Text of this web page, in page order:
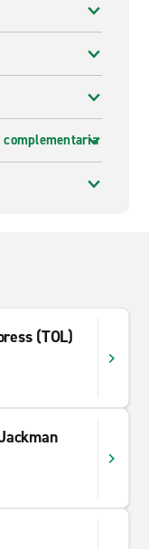
(TOL)